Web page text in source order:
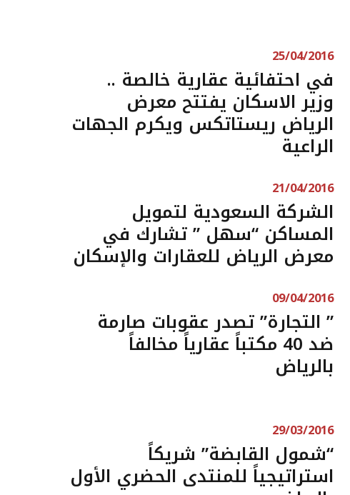
25/04/2016
في احتفائية عقارية خالصة ..
وزير الاسكان يفتتح معرض
الرياض ريستاتكس ويكرم الجهات
الراعية
21/04/2016
الشركة السعودية لتمويل
المساكن “سهل ” تشارك في
معرض الرياض للعقارات والإسكان
09/04/2016
” التجارة” تصدر عقوبات صارمة
ضد 40 مكتباً عقارياً مخالفاً
بالرياض
29/03/2016
“شمول القابضة” شريكاً
استراتيجياً للمنتدى الحضري الأول